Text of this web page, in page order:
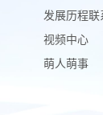
发展历程
视频中心
萌人萌事
联